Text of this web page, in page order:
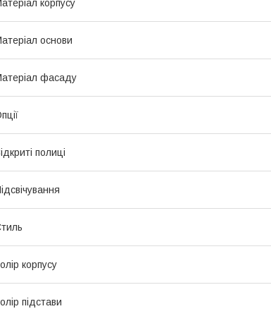
корпусу
основи
фасаду
полиці
корпусу
підстави